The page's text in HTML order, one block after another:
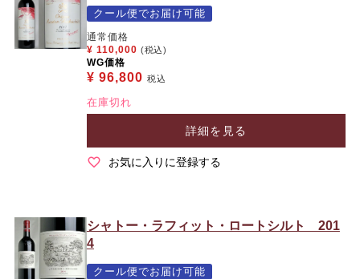
クール便でお届け可能
通常価格
¥ 110,000 (税込)
WG価格
¥ 96,800 税込
在庫切れ
詳細を見る
お気に入りに登録する
シャトー・ラフィット・ロートシルト 201
4
クール便でお届け可能